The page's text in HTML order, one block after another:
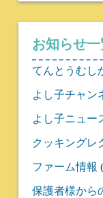
お知らせ一
てんとうむし
よし子チャン
よし子ニュー
クッキングレ
ファーム情報
保護者様から